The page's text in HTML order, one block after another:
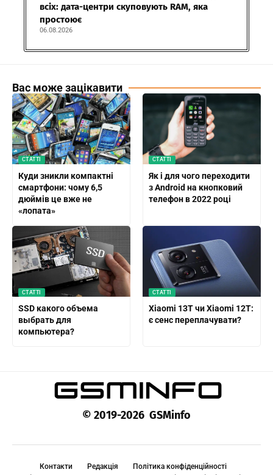
всіх: дата-центри скуповують RAM, яка
простоює
06.08.2026
Вас може зацікавити
СТАТТІ
Куди зникли компактні
смартфони: чому 6,5
дюймів це вже не
«лопата»
СТАТТІ
Як і для чого переходити
з Android на кнопковий
телефон в 2022 році
СТАТТІ
SSD какого объема
выбрать для
компьютера?
СТАТТІ
Xiaomi 13T чи Xiaomi 12T:
є сенс переплачувати?
© 2019-2026 GSMinfo
Контакти Редакція Політика конфіденційності